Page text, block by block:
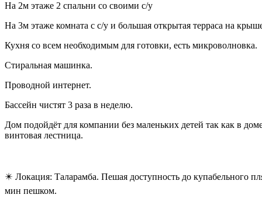
На 2м этаже 2 спальни со своими с/у
На 3м этаже комната с с/у и большая открытая терраса на
Кухня со всем необходимым для готовки, есть микроволновка.
Стиральная машинка.
Проводной интернет.
Бассейн чистят 3 раза в неделю.
Дом подойдёт для компании без маленьких детей так как в
винтовая лестница.
✴️ Локация: Таларамба. Пешая доступность до купабельного
мин пешком.